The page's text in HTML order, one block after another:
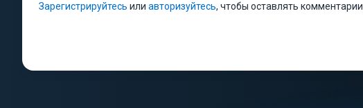
Зарегистрируйтесь или авторизуйтесь, чтобы оставлять комментарии